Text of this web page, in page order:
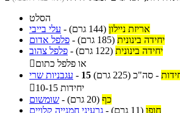
הסלט
עלי בייבי - אריזת ניילון (144 גרם)
פלפל אדום - יחידה בינונית (185 גרם)
פלפל צהוב - יחידה בינונית (122 גרם)
או פלפל כתום
עגבניות שרי - 15 - סה"כ (225 גרם)

10-15 יחידות
שומשום - כף (20 גרם)
גרעיני חמנייה קלויים - חופן (11 גרם)